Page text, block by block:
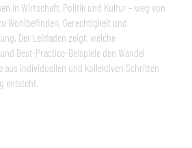
in Wirtschaft, Politik und Kultur – weg von
Wohlbefinden, Gerechtigkeit und
Der Leitfaden zeigt, welche
Best-Practice-Beispiele den Wandel
aus individuellen und kollektiven Schritten
entsteht.